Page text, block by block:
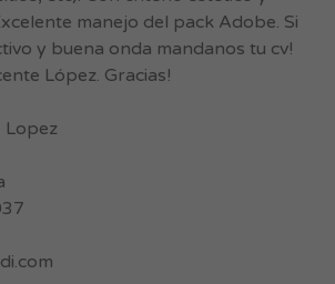
manejo del pack Adobe. Si
y buena onda mandanos tu cv!
López. Gracias!
Lopez